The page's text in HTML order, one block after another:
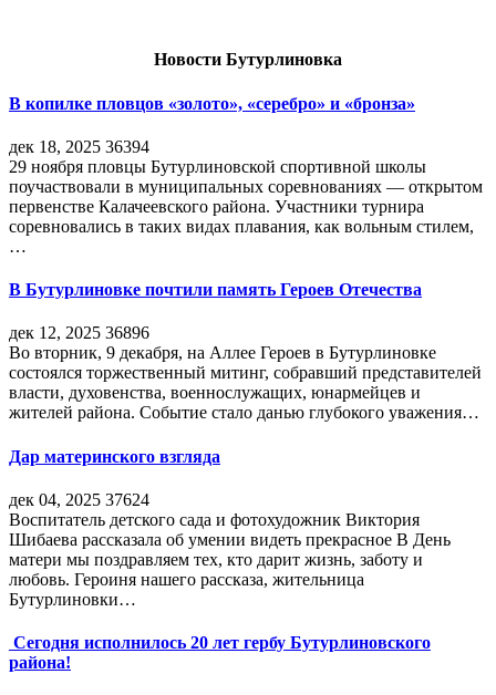
Новости Бутурлиновка
В копилке пловцов «золото», «серебро» и «бронза»
дек 18, 2025 36394
29 ноября пловцы Бутурлиновской спортивной школы
поучаствовали в муниципальных соревнованиях — открытом
первенстве Калачеевского района. Участники турнира
соревновались в таких видах плавания, как вольным стилем,
…
В Бутурлиновке почтили память Героев Отечества
дек 12, 2025 36896
Во вторник, 9 декабря, на Аллее Героев в Бутурлиновке
состоялся торжественный митинг, собравший представителей
власти, духовенства, военнослужащих, юнармейцев и
жителей района. Событие стало данью глубокого уважения…
Дар материнского взгляда
дек 04, 2025 37624
Воспитатель детского сада и фотохудожник Виктория
Шибаева рассказала об умении видеть прекрасное В День
матери мы поздравляем тех, кто дарит жизнь, заботу и
любовь. Героиня нашего рассказа, жительница
Бутурлиновки…
Сегодня исполнилось 20 лет гербу Бутурлиновского
района!